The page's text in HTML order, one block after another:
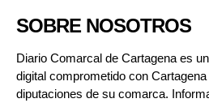
SOBRE NOSOTROS
Diario Comarcal de Cartagena es
digital comprometido con
diputaciones de su comarca.